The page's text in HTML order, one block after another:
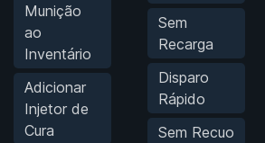
Munição
ao
Inventário
Adicionar
Injetor de
Cura
Sem
Recarga
Disparo
Rápido
Sem Recuo